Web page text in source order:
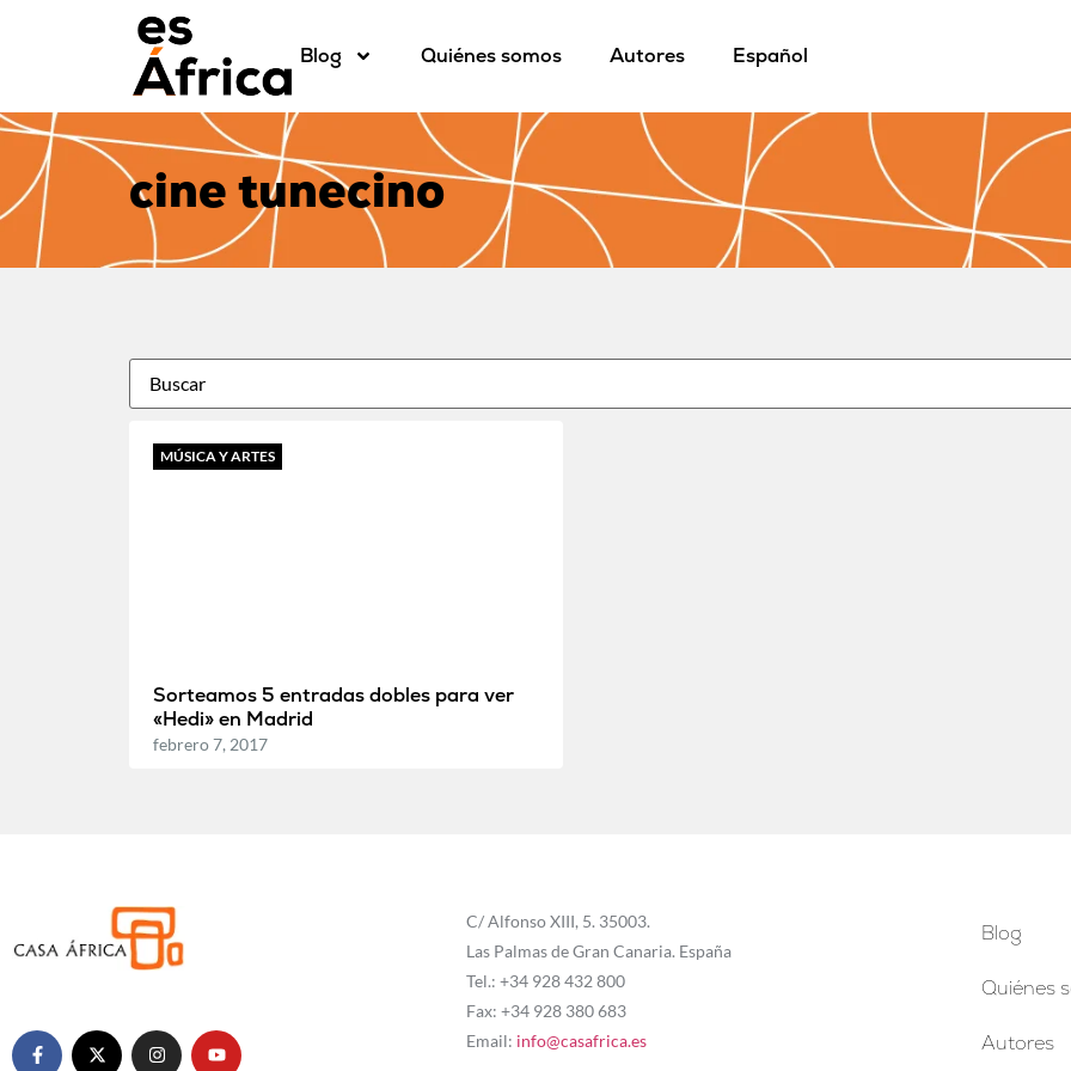
Blog Quiénes somos Autores Español
cine tunecino
MÚSICA Y ARTES
Sorteamos 5 entradas dobles para ver
«Hedi» en Madrid
febrero 7, 2017
C/ Alfonso XIII, 5. 35003.
Las Palmas de Gran Canaria. España
Tel.: +34 928 432 800
Fax: +34 928 380 683
Email: info@casafrica.es
Blog
Quiénes
Autores